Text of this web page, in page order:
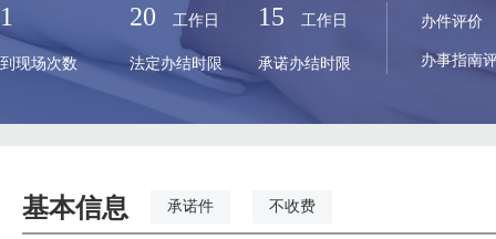
1
到现场次数
20 工作日
法定办结时限
15 工作日
承诺办结时限
办件评价
办事指南
基本信息 承诺件 不收费